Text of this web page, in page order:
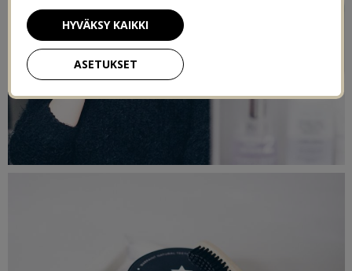
ASETUKSET
HYVÄKSY KAIKKI